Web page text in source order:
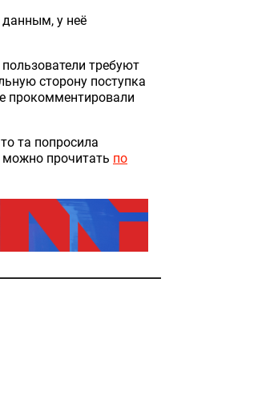
у неё
требуют
сторону поступка
прокомментировали
та попросила
прочитать по